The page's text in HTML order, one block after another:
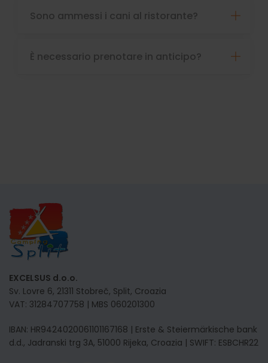
Sono ammessi i cani al ristorante?
È necessario prenotare in anticipo?
EXCELSUS d.o.o.
Sv. Lovre 6, 21311 Stobreč, Split, Croazia
VAT: 31284707758 | MBS 060201300
IBAN: HR9424020061101167168 | Erste & Steiermärkische bank
d.d., Jadranski trg 3A, 51000 Rijeka, Croazia | SWIFT: ESBCHR22